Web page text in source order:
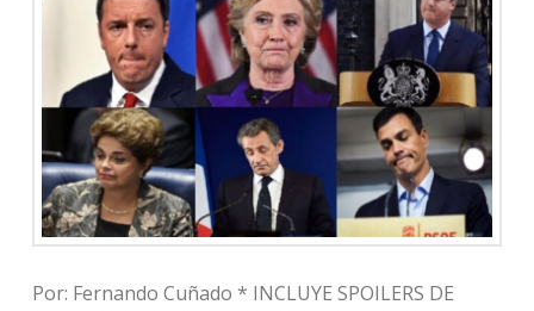
Por: Fernando Cuñado * INCLUYE SPOILERS DE